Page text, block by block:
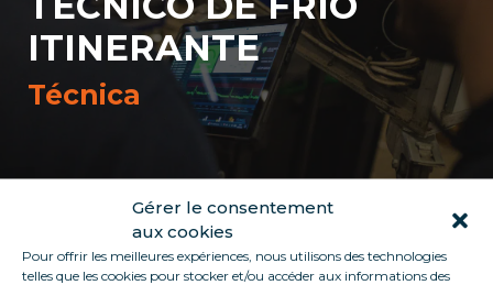
Gérer le consentement
aux cookies
Pour offrir les meilleures expériences, nous utilisons des technologies
telles que les cookies pour stocker et/ou accéder aux informations des
ITINERANTE
Técnica